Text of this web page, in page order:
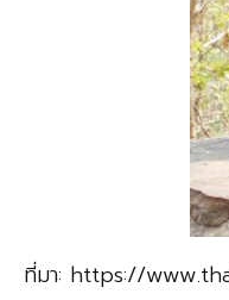
ที่มา: https://